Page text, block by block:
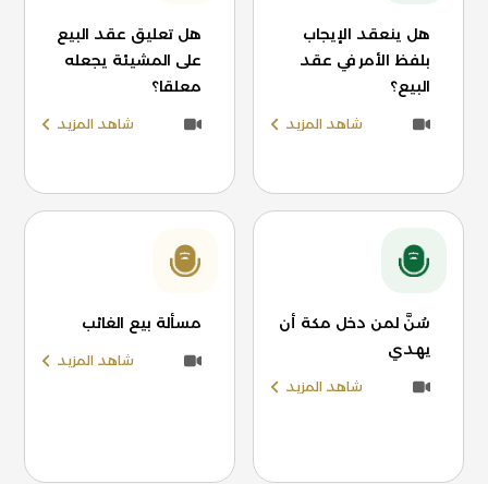
هل ينعقد الإيجاب
بلفظ الأمر في عقد
البيع؟
شاهد المزيد
هل تعليق عقد البيع
على المشيئة يجعله
معلقا؟
شاهد المزيد
سُنَّ لمن دخل مكة أن
يهدي
شاهد المزيد
مسألة بيع الغائب
شاهد المزيد